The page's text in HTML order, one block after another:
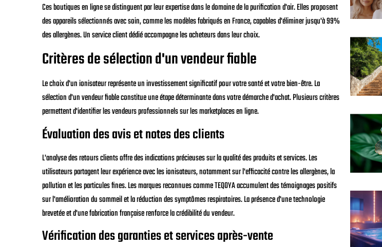
Ces boutiques en ligne se distinguent par leur expertise dans le domaine de la purification d'air. Elles proposent
des appareils sélectionnés avec soin, comme les modèles fabriqués en France, capables d'éliminer jusqu'à 99%
des allergènes. Un service client dédié accompagne les acheteurs dans leur choix.
Critères de sélection d'un vendeur fiable
Le choix d'un ionisateur représente un investissement significatif pour votre santé et votre bien-être. La
sélection d'un vendeur fiable constitue une étape déterminante dans votre démarche d'achat. Plusieurs critères
permettent d'identifier les vendeurs professionnels sur les marketplaces en ligne.
Évaluation des avis et notes des clients
L'analyse des retours clients offre des indications précieuses sur la qualité des produits et services. Les
utilisateurs partagent leur expérience avec les ionisateurs, notamment sur l'efficacité contre les allergènes, la
pollution et les particules fines. Les marques reconnues comme TEQOYA accumulent des témoignages positifs
sur l'amélioration du sommeil et la réduction des symptômes respiratoires. La présence d'une technologie
brevetée et d'une fabrication française renforce la crédibilité du vendeur.
Vérification des garanties et services après-vente